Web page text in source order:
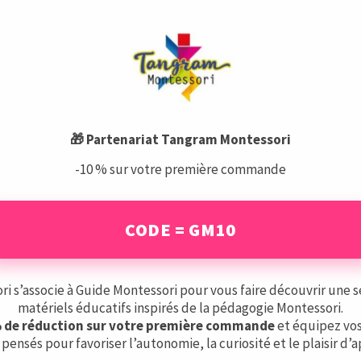
produits pourraient vous
Aucun résultat
d'affiner votre recherche ou utilisez le panneau de
Voir tous les produits
🎁 Partenariat Tangram Montessori
-10 % sur votre première commande
CODE = GM10
s’associe à Guide Montessori pour vous faire découvrir une
matériels éducatifs inspirés de la pédagogie Montessori.
de réduction sur votre première commandeet équipez
pour favoriser l’autonomie, la curiosité et le plaisir